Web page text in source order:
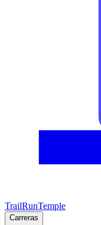
TrailRunTemple
Carreras